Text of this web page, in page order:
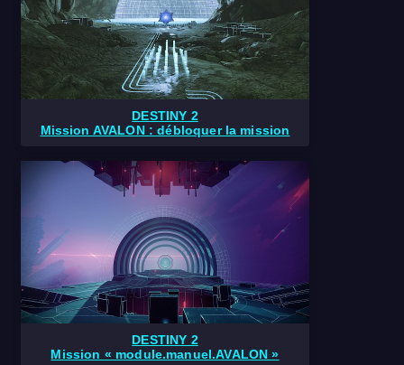
DESTINY 2
Mission AVALON : débloquer la mission
DESTINY 2
Mission « module.manuel.AVALON »